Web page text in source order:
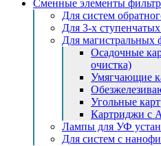
Сменные элементы
Для систем
Для 3-х
Для магистральных
Осадочные
очистка)
Умягчающие
Угольные
Картриджи с
Лампы для УФ
Для систем с